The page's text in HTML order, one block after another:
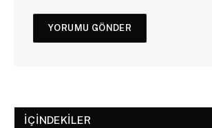
İÇINDEKILER